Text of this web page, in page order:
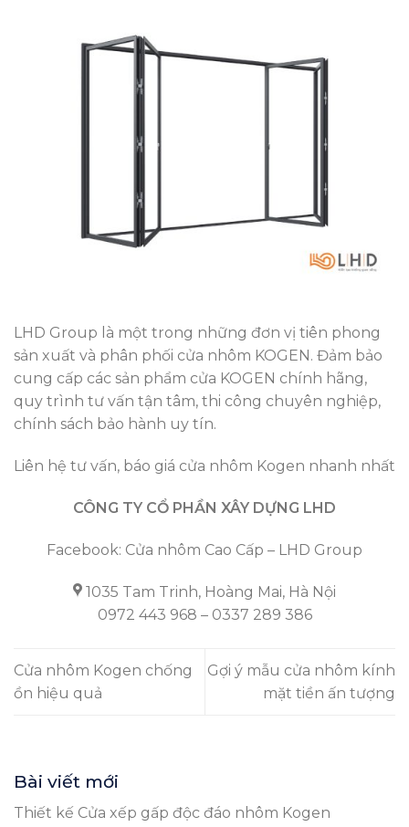
LHD Group là một trong những đơn vị tiên phong
sản xuất và phân phối cửa nhôm KOGEN. Đảm bảo
cung cấp các sản phẩm cửa KOGEN chính hãng,
quy trình tư vấn tận tâm, thi công chuyên nghiệp,
chính sách bảo hành uy tín.
Liên hệ tư vấn, báo giá cửa nhôm Kogen nhanh nhất
CÔNG TY CỔ PHẦN XÂY DỰNG LHD
Facebook: Cửa nhôm Cao Cấp – LHD Group
1035 Tam Trinh, Hoàng Mai, Hà Nội
0972 443 968 – 0337 289 386
Cửa nhôm Kogen chống
ồn hiệu quả
Gợi ý mẫu cửa nhôm kính
mặt tiền ấn tượng
Bài viết mới
Thiết kế Cửa xếp gấp độc đáo nhôm Kogen